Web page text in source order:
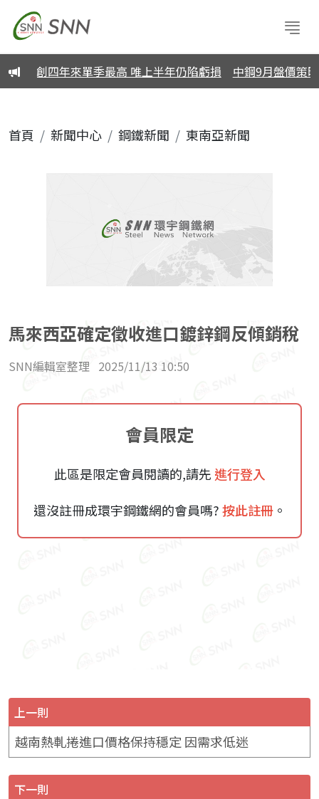
元創四年來單季最高 唯上半年仍陷虧損 中鋼9月盤價策略
首頁 新聞中心 鋼鐵新聞 東南亞新聞
馬來西亞確定徵收進口鍍鋅鋼反傾銷稅
SNN編輯室整理 2025/11/13 10:50
會員限定
此區是限定會員閱讀的,請先 進行登入
還沒註冊成環宇鋼鐵網的會員嗎?按此註冊。
上一則
越南熱軋捲進口價格保持穩定 因需求低迷
下一則